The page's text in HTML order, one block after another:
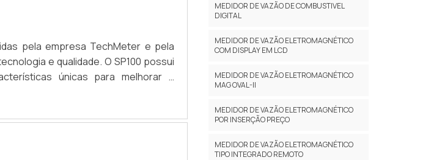
pela empresa TechMeter e pela
e qualidade. O SP100 possui
únicas para melhorar a
bombas de diafragma.Esse
características técnicas, como:•
O material de construção é
MEDIDOR DE VAZÃO DE COMBUSTIVEL
DIGITAL
MEDIDOR DE VAZÃO ELETROMAGNÉTICO
COM DISPLAY EM LCD
MEDIDOR DE VAZÃO ELETROMAGNÉTICO
MAG OVAL-II
MEDIDOR DE VAZÃO ELETROMAGNÉTICO
POR INSERÇÃO PREÇO
MEDIDOR DE VAZÃO ELETROMAGNÉTICO
TIPO INTEGRADO REMOTO